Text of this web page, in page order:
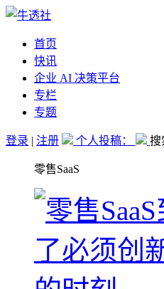
首页
快讯
企业 AI 决策平台
专栏
专题
登录 | 注册 个人投稿： 搜
零售SaaS